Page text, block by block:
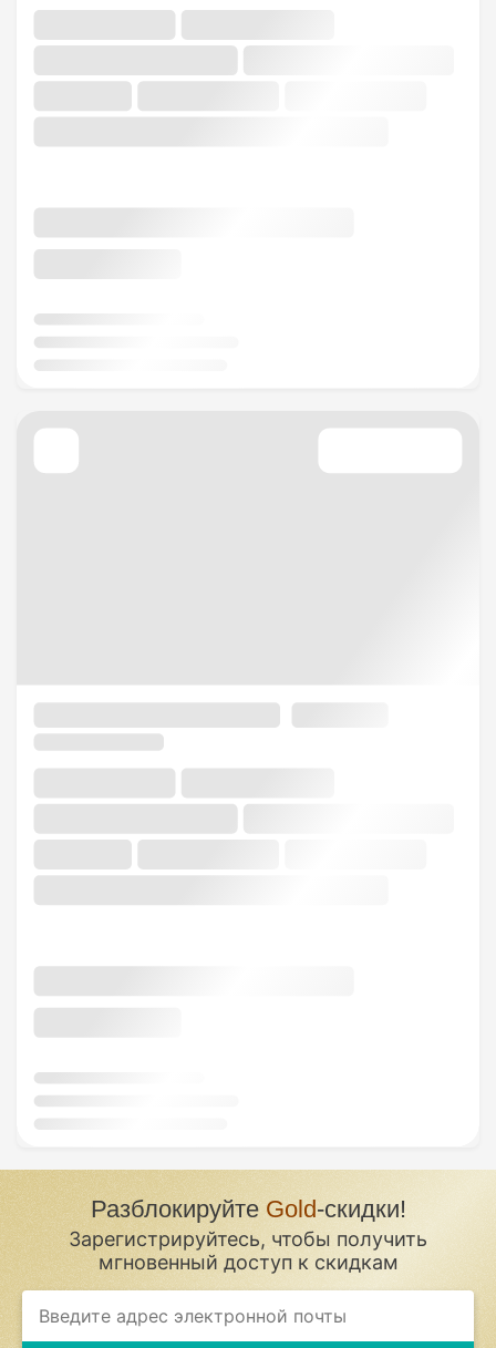
Разблокируйте Gold-скидки!
Зарегистрируйтесь, чтобы получить
мгновенный доступ к скидкам